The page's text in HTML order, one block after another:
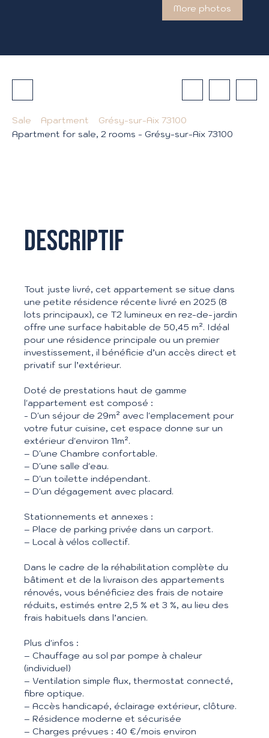
More photos
Sale Apartment
Grésy-sur-Aix 73100
Apartment for sale, 2 rooms - Grésy-sur-Aix 73100
Descriptif
Tout juste livré, cet appartement se situe dans
une petite résidence récente livré en 2025 (8
lots principaux), ce T2 lumineux en rez-de-jardin
offre une surface habitable de 50,45 m². Idéal
pour une résidence principale ou un premier
investissement, il bénéficie d’un accès direct et
privatif sur l’extérieur.
Doté de prestations haut de gamme
l'appartement est composé :
- D'un séjour de 29m² avec l'emplacement pour
votre futur cuisine, cet espace donne sur un
extérieur d'environ 11m².
– D'une Chambre confortable.
– D'une salle d'eau.
– D'un toilette indépendant.
– D'un dégagement avec placard.
Stationnements et annexes :
– Place de parking privée dans un carport.
– Local à vélos collectif.
Dans le cadre de la réhabilitation complète du
bâtiment et de la livraison des appartements
rénovés, vous bénéficiez des frais de notaire
réduits, estimés entre 2,5 % et 3 %, au lieu des
frais habituels dans l’ancien.
Plus d'infos :
– Chauffage au sol par pompe à chaleur
(individuel)
– Ventilation simple flux, thermostat connecté,
fibre optique.
– Accès handicapé, éclairage extérieur, clôture.
– Résidence moderne et sécurisée
– Charges prévues : 40 €/mois environ